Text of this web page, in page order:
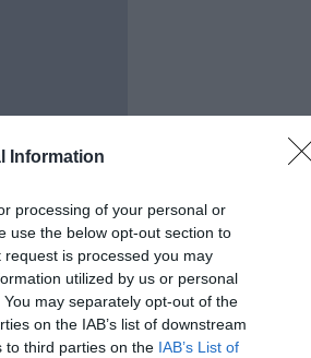
Information
processing of your personal or
use the below opt-out section to
is processed you may
utilized by us or personal
may separately opt-out of the
on the IAB’s list of downstream
to third parties on the IAB’s List of